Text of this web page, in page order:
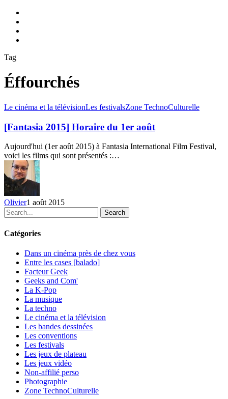
Tag
Éffourchés
[Fantasia
Horaire
du
1er
août
Le cinéma et la télévisionLes festivalsZone TechnoCulturelle
[Fantasia 2015] Horaire du 1er août
Aujourd'hui (1er août 2015) à Fantasia International Film Festival,
voici les films qui sont présentés :…
Olivier1 août 2015
Search
Catégories
Dans un cinéma près de chez vous
Entre les cases [balado]
Facteur Geek
Geeks and Com'
La K-Pop
La musique
La techno
Le cinéma et la télévision
Les bandes dessinées
Les conventions
Les festivals
Les jeux de plateau
Les jeux vidéo
Non-affilié perso
Photographie
Zone TechnoCulturelle